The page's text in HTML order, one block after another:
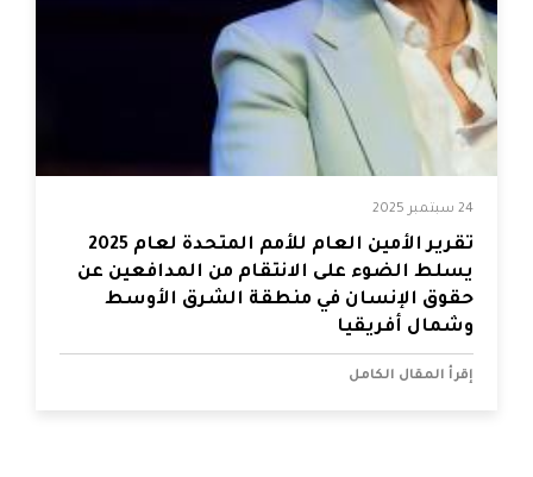
24 سبتمبر 2025
تقرير الأمين العام للأمم المتحدة لعام 2025
يسلط الضوء على الانتقام من المدافعين عن
حقوق الإنسان في منطقة الشرق الأوسط
وشمال أفريقيا
إقرأ المقال الكامل